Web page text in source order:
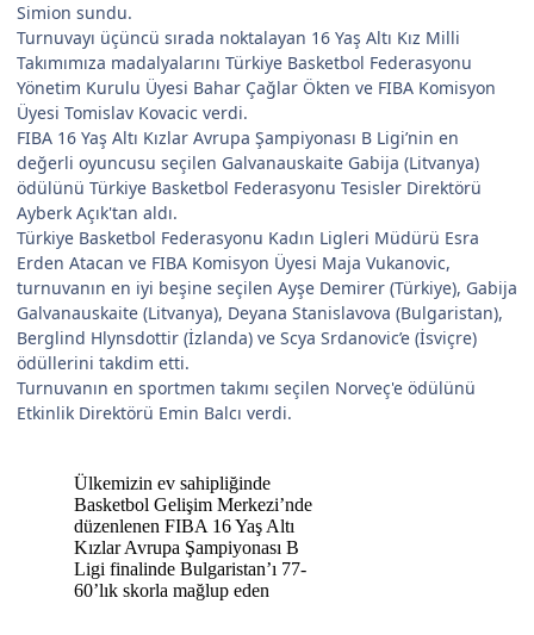
Simion sundu.
Turnuvayı üçüncü sırada noktalayan 16 Yaş Altı Kız Milli
Takımımıza madalyalarını Türkiye Basketbol Federasyonu
Yönetim Kurulu Üyesi Bahar Çağlar Ökten ve FIBA Komisyon
Üyesi Tomislav Kovacic verdi.
FIBA 16 Yaş Altı Kızlar Avrupa Şampiyonası B Ligi’nin en
değerli oyuncusu seçilen Galvanauskaite Gabija (Litvanya)
ödülünü Türkiye Basketbol Federasyonu Tesisler Direktörü
Ayberk Açık'tan aldı.
Türkiye Basketbol Federasyonu Kadın Ligleri Müdürü Esra
Erden Atacan ve FIBA Komisyon Üyesi Maja Vukanovic,
turnuvanın en iyi beşine seçilen Ayşe Demirer (Türkiye), Gabija
Galvanauskaite (Litvanya), Deyana Stanislavova (Bulgaristan),
Berglind Hlynsdottir (İzlanda) ve Scya Srdanovic’e (İsviçre)
ödüllerini takdim etti.
Turnuvanın en sportmen takımı seçilen Norveç'e ödülünü
Etkinlik Direktörü Emin Balcı verdi.